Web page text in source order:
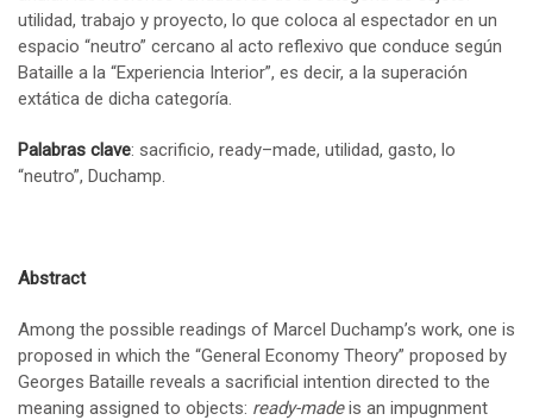
utilidad, trabajo y proyecto, lo que coloca al espectador en un
espacio “neutro” cercano al acto reflexivo que conduce según
Bataille a la “Experiencia Interior”, es decir, a la superación
extática de dicha categoría.
Palabras clave: sacrificio, ready–made, utilidad, gasto, lo
“neutro”, Duchamp.
Abstract
Among the possible readings of Marcel Duchamp’s work, one is
proposed in which the “General Economy Theory” proposed by
Georges Bataille reveals a sacrificial intention directed to the
meaning assigned to objects: ready-madeis an impugnment